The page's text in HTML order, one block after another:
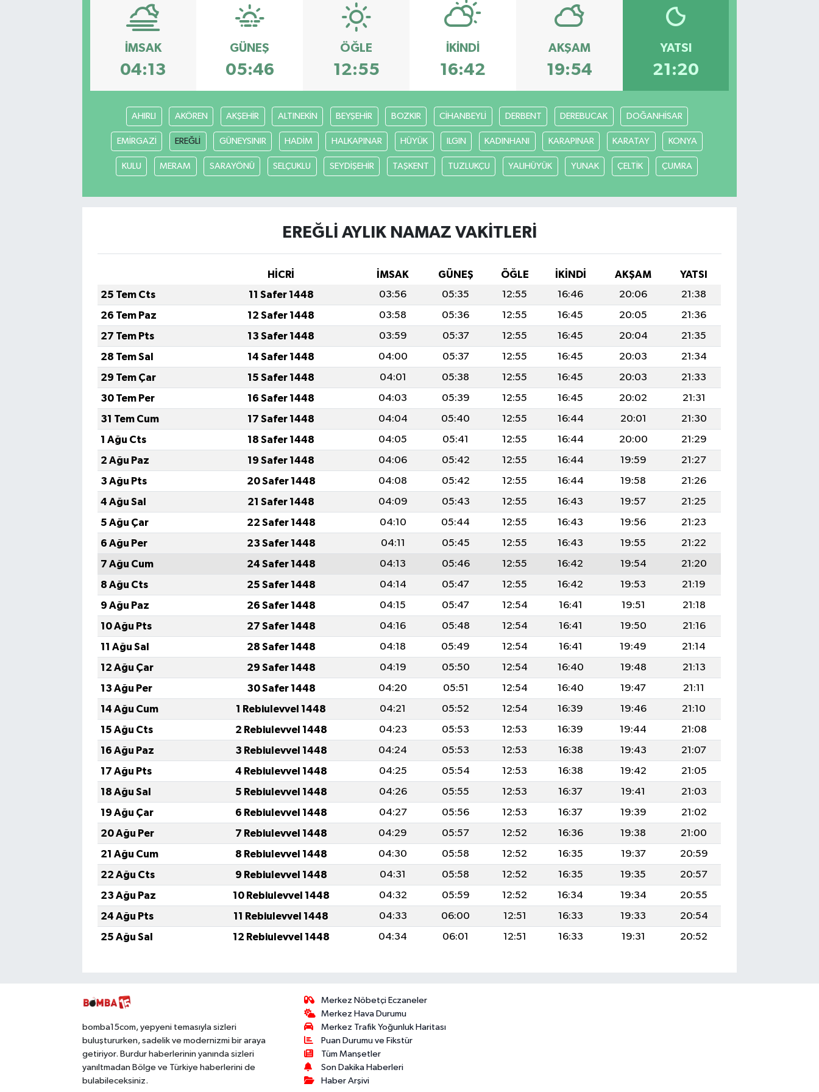
İMSAK
04:13
GÜNEŞ
05:46
ÖĞLE
12:55
İKINDI
16:42
AKŞAM
19:54
YATSI
21:20
AHIRLI AKÖREN AKŞEHİR ALTINEKİN BEYŞEHİR BOZKIR CİHANBEYLİ DERBENT DEREBUCAK DOĞANHİSAR
EMİRGAZİ EREĞLİ GÜNEYSINIR HADİM HALKAPINAR HÜYÜK ILGIN KADINHANI KARAPINAR KARATAY KONYA
KULU MERAM SARAYÖNÜ SELÇUKLU SEYDİŞEHİR TAŞKENT TUZLUKÇU YALIHÜYÜK YUNAK ÇELTİK ÇUMRA
EREĞLİ AYLIK NAMAZ VAKITLERI
HİCRİ İMSAK GÜNEŞ ÖĞLE İKINDI AKŞAM
YATSI
25 Tem Cts
11 Safer 1448 03:56 05:35 12:55 16:46 20:06
21:38
26 Tem Paz
12 Safer 1448 03:58 05:36 12:55 16:45 20:05
21:36
27 Tem Pts
13 Safer 1448 03:59 05:37 12:55 16:45 20:04
21:35
28 Tem Sal
14 Safer 1448 04:00 05:37 12:55 16:45 20:03
21:34
29 Tem Çar
15 Safer 1448 04:01 05:38 12:55 16:45 20:03
21:33
30 Tem Per
16 Safer 1448 04:03 05:39 12:55 16:45 20:02
21:31
31 Tem Cum
17 Safer 1448 04:04 05:40 12:55 16:44 20:01
21:30
1 Ağu Cts
18 Safer 1448 04:05 05:41 12:55 16:44 20:00
21:29
2 Ağu Paz
19 Safer 1448 04:06 05:42 12:55 16:44 19:59
21:27
3 Ağu Pts
20 Safer 1448 04:08 05:42 12:55 16:44 19:58
21:26
4 Ağu Sal
21 Safer 1448 04:09 05:43 12:55 16:43 19:57
21:25
5 Ağu Çar
22 Safer 1448 04:10 05:44 12:55 16:43 19:56
21:23
6 Ağu Per
23 Safer 1448 04:11 05:45 12:55 16:43 19:55
21:22
7 Ağu Cum
24 Safer 1448 04:13 05:46 12:55 16:42 19:54
21:20
8 Ağu Cts
25 Safer 1448 04:14 05:47 12:55 16:42 19:53
21:19
9 Ağu Paz
26 Safer 1448 04:15 05:47 12:54 16:41 19:51
21:18
10 Ağu Pts
27 Safer 1448 04:16 05:48 12:54 16:41 19:50
21:16
11 Ağu Sal
28 Safer 1448 04:18 05:49 12:54 16:41 19:49
21:14
12 Ağu Çar
29 Safer 1448 04:19 05:50 12:54 16:40 19:48
21:13
13 Ağu Per
30 Safer 1448 04:20 05:51 12:54 16:40 19:47
21:11
14 Ağu Cum
1 Rebiulevvel 1448 04:21 05:52 12:54 16:39 19:46
21:10
15 Ağu Cts
2 Rebiulevvel 1448 04:23 05:53 12:53 16:39 19:44
21:08
16 Ağu Paz
3 Rebiulevvel 1448 04:24 05:53 12:53 16:38 19:43
21:07
17 Ağu Pts
4 Rebiulevvel 1448 04:25 05:54 12:53 16:38 19:42
21:05
18 Ağu Sal
5 Rebiulevvel 1448 04:26 05:55 12:53 16:37 19:41
21:03
19 Ağu Çar
6 Rebiulevvel 1448 04:27 05:56 12:53 16:37 19:39
21:02
20 Ağu Per
7 Rebiulevvel 1448 04:29 05:57 12:52 16:36 19:38
21:00
21 Ağu Cum
8 Rebiulevvel 1448 04:30 05:58 12:52 16:35 19:37
20:59
22 Ağu Cts
9 Rebiulevvel 1448 04:31 05:58 12:52 16:35 19:35
20:57
23 Ağu Paz
10 Rebiulevvel 1448 04:32 05:59 12:52 16:34 19:34
20:55
24 Ağu Pts
11 Rebiulevvel 1448 04:33 06:00 12:51 16:33 19:33
20:54
25 Ağu Sal
12 Rebiulevvel 1448 04:34 06:01 12:51 16:33 19:31 20:52
bomba15com, yepyeni temasıyla sizleri
buluştururken, sadelik ve modernizmi bir araya
getiriyor. Burdur haberlerinin yanında sizleri
yanıltmadan Bölge ve Türkiye haberlerini de
bulabileceksiniz.
Merkez Nöbetçi Eczaneler
Merkez Hava Durumu
Merkez Trafik Yoğunluk Haritası
Puan Durumu ve Fikstür
Tüm Manşetler
Son Dakika Haberleri
Haber Arşivi